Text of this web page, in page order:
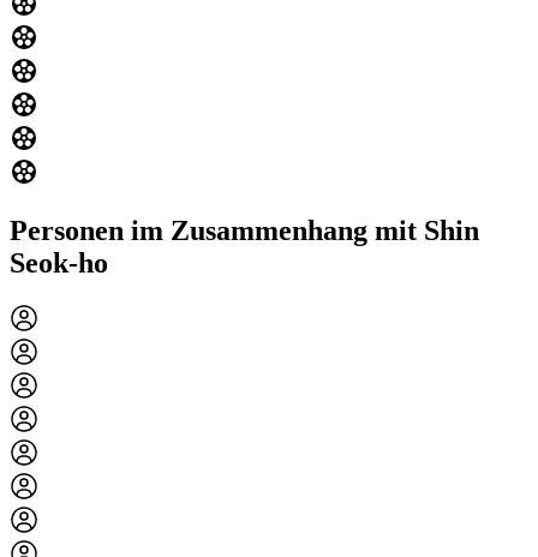
Personen im Zusammenhang mit Shin
Seok-ho